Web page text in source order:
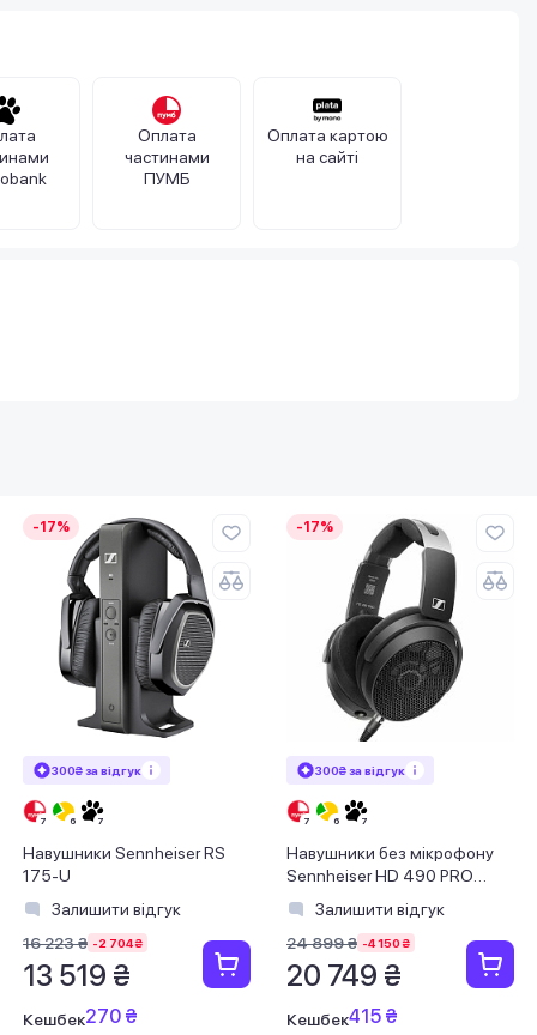
Оплата
частинами
ПУМБ
Оплата картою
на сайті
-17%
300₴ за відгук
Навушники Sennheiser RS
175-U
Залишити відгук
16 223 ₴ -2 704 ₴
13 519 ₴
Кешбек270 ₴
-17%
300₴ за відгук
Навушники без мікрофону
Sennheiser HD 490 PRO
Black (700286)
Залишити відгук
24 899 ₴ -4 150 ₴
20 749 ₴
Кешбек415 ₴